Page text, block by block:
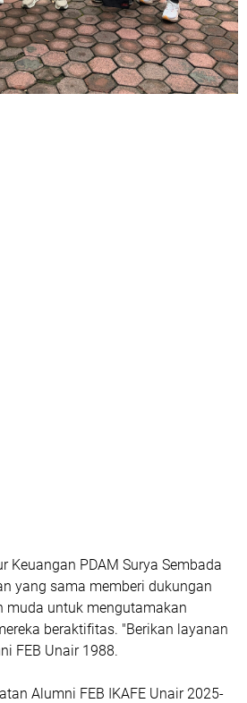
Keuangan PDAM Surya Sembada
yang sama memberi dukungan
muda untuk mengutamakan
beraktifitas. "Berikan layanan
FEB Unair 1988.
Alumni FEB IKAFE Unair 2025-